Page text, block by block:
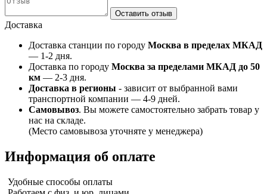
Оставить отзыв
Доставка
Доставка станции по городу Москва в пределах МКАД
— 1-2 дня.
Доставка по городу Москва за пределами МКАД до 50
км — 2-3 дня.
Доставка в регионы - зависит от выбранной вами
транспортной компании — 4-9 дней.
Самовывоз. Вы можете самостоятельно забрать товар у
нас на складе.
(Место самовывоза уточняте у менеджера)
Информация об оплате
Удобные способы оплаты